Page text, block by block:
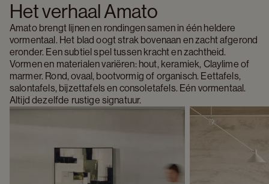
Het verhaal Amato
Amato brengt lijnen en rondingen samen in één heldere
vormentaal. Het blad oogt strak bovenaan en zacht afgerond
eronder. Een subtiel spel tussen kracht en zachtheid.
Vormen en materialen variëren: hout, keramiek, Claylime of
marmer. Rond, ovaal, bootvormig of organisch. Eettafels,
salontafels, bijzettafels en consoletafels. Eén vormentaal.
Altijd dezelfde rustige signatuur.